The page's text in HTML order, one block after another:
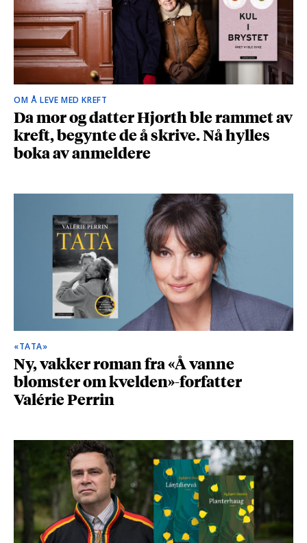
OM Å LEVE MED KREFT
Da mor og datter Hjorth ble rammet av
kreft, begynte de å skrive. Nå hylles
boka av anmeldere
«TATA»
Ny, vakker roman fra «Å vanne
blomster om kvelden»-forfatter
Valérie Perrin